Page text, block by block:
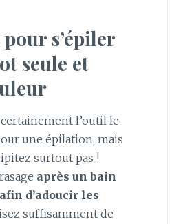
s’épiler
seule et
l’outil le
une épilation, mais
surtout pas !
après un bain
d’adoucir les
suffisamment de